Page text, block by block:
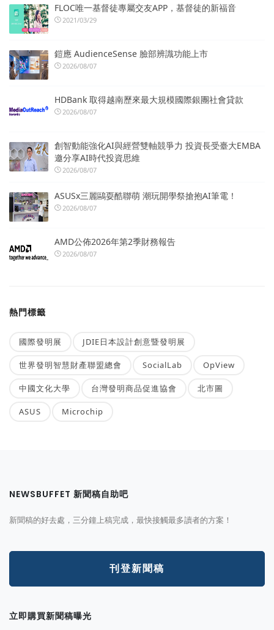
FLOC唯一基督徒專屬交友APP，基督徒的新福音
2021/03/29
鎧應 AudienceSense 臉部辨識功能上市
2026/08/07
HDBank 取得越南歷來最大規模國際銀團社會貸款
2026/08/07
創智動能強化AI與經營雙軸競爭力 投資長受臺大EMBA
邀分享AI時代投資思維
2026/08/07
ASUSx三麗鷗耍酷聯萌 潮玩開學祭搶抱AI筆電！
2026/08/07
AMD公佈2026年第2季財務報告
2026/08/07
熱門標籤
國際發明展 JDIE日本設計創意暨發明展
世界發明智慧財產聯盟總會 SocialLab OpView
中國文化大學 台灣發明商品促進協會 北市圖
ASUS Microchip
NEWSBUFFET 新聞稿自助吧
新聞稿的好去處，三分鐘上稿完成，最快接觸最多讀者的方案！
刊登新聞稿
立即購買新聞稿曝光